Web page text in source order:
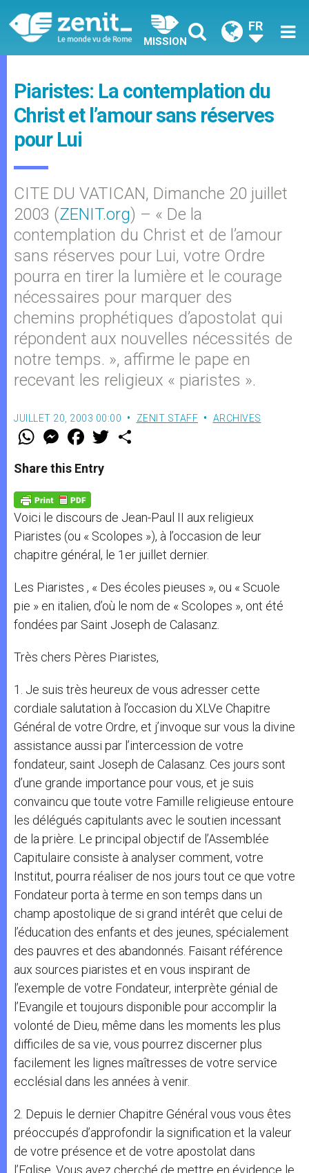
MISSION
FR
Piaristes: La contemplation du
Christ et l’amour sans réserves
pour Lui
CITE DU VATICAN, Dimanche 20 juillet
2003 (ZENIT.org) – « De la
contemplation du Christ et de l’amour
sans réserves pour Lui, votre Ordre
pourra en tirer la lumière et le courage
nécessaires pour marquer des
chemins prophétiques d’apostolat qui
répondent aux nouvelles nécessités de
notre temps. », affirme le pape en
recevant les religieux « piaristes ».
JUILLET 20, 2003 00:00 ZENIT STAFF ARCHIVES
W
t
s
p
p
M
e
s
e
g
e
r
F
a
e
b
o
k
w
Share this Entry
Voici le discours de Jean-Paul II aux religieux
Piaristes (ou « Scolopes »), à l’occasion de leur
chapitre général, le 1er juillet dernier.
Les Piaristes , « Des écoles pieuses », ou « Scuole
pie » en italien, d’où le nom de « Scolopes », ont été
fondées par Saint Joseph de Calasanz.
Très chers Pères Piaristes,
1. Je suis très heureux de vous adresser cette
cordiale salutation à l’occasion du XLVe Chapitre
Général de votre Ordre, et j’invoque sur vous la divine
assistance aussi par l’intercession de votre
fondateur, saint Joseph de Calasanz. Ces jours sont
d’une grande importance pour vous, et je suis
convaincu que toute votre Famille religieuse entoure
les délégués capitulants avec le soutien incessant
de la prière. Le principal objectif de l’Assemblée
Capitulaire consiste à analyser comment, votre
Institut, pourra réaliser de nos jours tout ce que votre
Fondateur porta à terme en son temps dans un
champ apostolique de si grand intérêt que celui de
l’éducation des enfants et des jeunes, spécialement
des pauvres et des abandonnés. Faisant référence
aux sources piaristes et en vous inspirant de
l’exemple de votre Fondateur, interprète génial de
l’Evangile et toujours disponible pour accomplir la
volonté de Dieu, même dans les moments les plus
difficiles de sa vie, vous pourrez discerner plus
facilement les lignes maîtresses de votre service
ecclésial dans les années à venir.
2. Depuis le dernier Chapitre Général vous vous êtes
préoccupés d’approfondir la signification et la valeur
de votre présence et de votre apostolat dans
l’Eglise. Vous avez cherché de mettre en évidence le